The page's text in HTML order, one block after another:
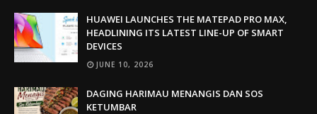
HUAWEI LAUNCHES THE MATEPAD PRO MAX,
HEADLINING ITS LATEST LINE-UP OF SMART
DEVICES
JUNE 10, 2026
DAGING HARIMAU MENANGIS DAN SOS
KETUMBAR